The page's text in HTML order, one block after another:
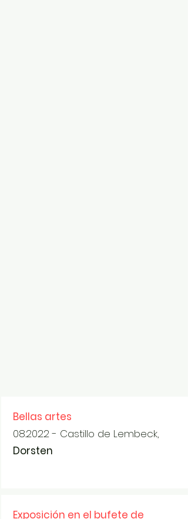
Bellas artes
08.2022 - Castillo de Lembeck,
Dorsten
Exposición en el bufete de